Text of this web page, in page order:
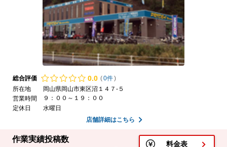
総合評価 0.0 (0件)
所在地
岡山県岡山市東区沼１４７-５
営業時間
９：００～１９：００
定休日
水曜日
店舗詳細はこちら
作業実績投稿数
料金表